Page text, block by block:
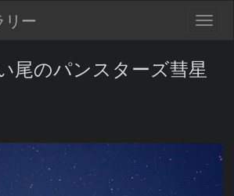
リー
尾のパンスターズ彗星